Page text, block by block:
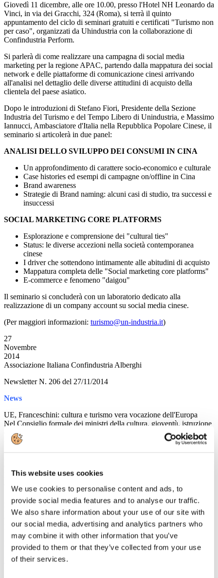
This website uses cookies
We use cookies to personalise content and ads, to
provide social media features and to analyse our traffic.
We also share information about your use of our site with
our social media, advertising and analytics partners who
may combine it with other information that you’ve
provided to them or that they’ve collected from your use
of their services.
Giovedì 11 dicembre, alle ore 10.00, presso l'Hotel NH Leonardo da
Vinci, in via dei Gracchi, 324 (Roma), si terrà il quinto
appuntamento del ciclo di seminari gratuiti e certificati "Turismo non
per caso", organizzati da Uhindustria con la collaborazione di
Confindustria Perform.
Si parlerà di come realizzare una campagna di social media
marketing per la regione APAC, partendo dalla mappatura dei social
network e delle piattaforme di comunicazione cinesi arrivando
all'analisi nel dettaglio delle diverse attitudini di acquisto della
clientela del paese asiatico.
Dopo le introduzioni di Stefano Fiori, Presidente della Sezione
Industria del Turismo e del Tempo Libero di Unindustria, e Massimo
Iannucci, Ambasciatore d'Italia nella Repubblica Popolare Cinese, il
seminario si articolerà in due panel:
ANALISI DELLO SVILUPPO DEI CONSUMI IN CINA
Un approfondimento di carattere socio-economico e culturale
Case histories ed esempi di campagne on/offline in Cina
Brand awareness
Strategie di Brand naming: alcuni casi di studio, tra successi e
insuccessi
SOCIAL MARKETING CORE PLATFORMS
Esplorazione e comprensione dei "cultural ties"
Status: le diverse accezioni nella società contemporanea
cinese
I driver che sottendono intimamente alle abitudini di acquisto
Mappatura completa delle "Social marketing core platforms"
E-commerce e fenomeno "daigou"
Il seminario si concluderà con un laboratorio dedicato alla
realizzazione di un company account su social media cinese.
(Per maggiori informazioni: turismo@un-industria.it)
27
Novembre
2014
Associazione Italiana Confindustria Alberghi
Newsletter N. 206 del 27/11/2014
News
UE, Franceschini: cultura e turismo vera vocazione dell'Europa
Nel Consiglio formale dei ministri della cultura, gioventù, istruzione
e sport dell'UE è emersa la necessità di valorizzare la cultura per
creare un'identità europea comune
Franceschini, questione di enorme importanza che arricchisce
contenuti della manovra
XII Giornata della Ricerca e dell'Innovazione
Iniziativa che si inserisce nelle attività previste dall'accordo che
Confindustria ha siglato con la Rai per promuovere la cultura della
R&I nel Paese
Rassegna Stampa
Leggi tutto...